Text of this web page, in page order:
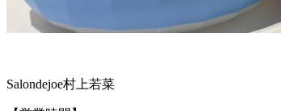
Salondejoe村上若菜